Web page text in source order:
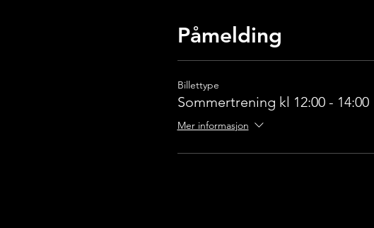
Påmelding
Billettype
Sommertrening kl 12:00 - 14:00
Mer informasjon